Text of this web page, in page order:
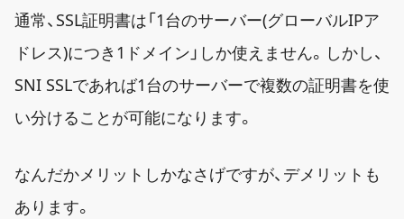
通常、SSL証明書は「1台のサーバー(グローバルIPア
ドレス)につき1ドメイン」しか使えません。しかし、
SNI SSLであれば1台のサーバーで複数の証明書を使
い分けることが可能になります。
なんだかメリットしかなさげですが、デメリットも
あります。